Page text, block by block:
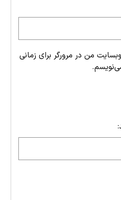
من در مرورگر برای زمانی